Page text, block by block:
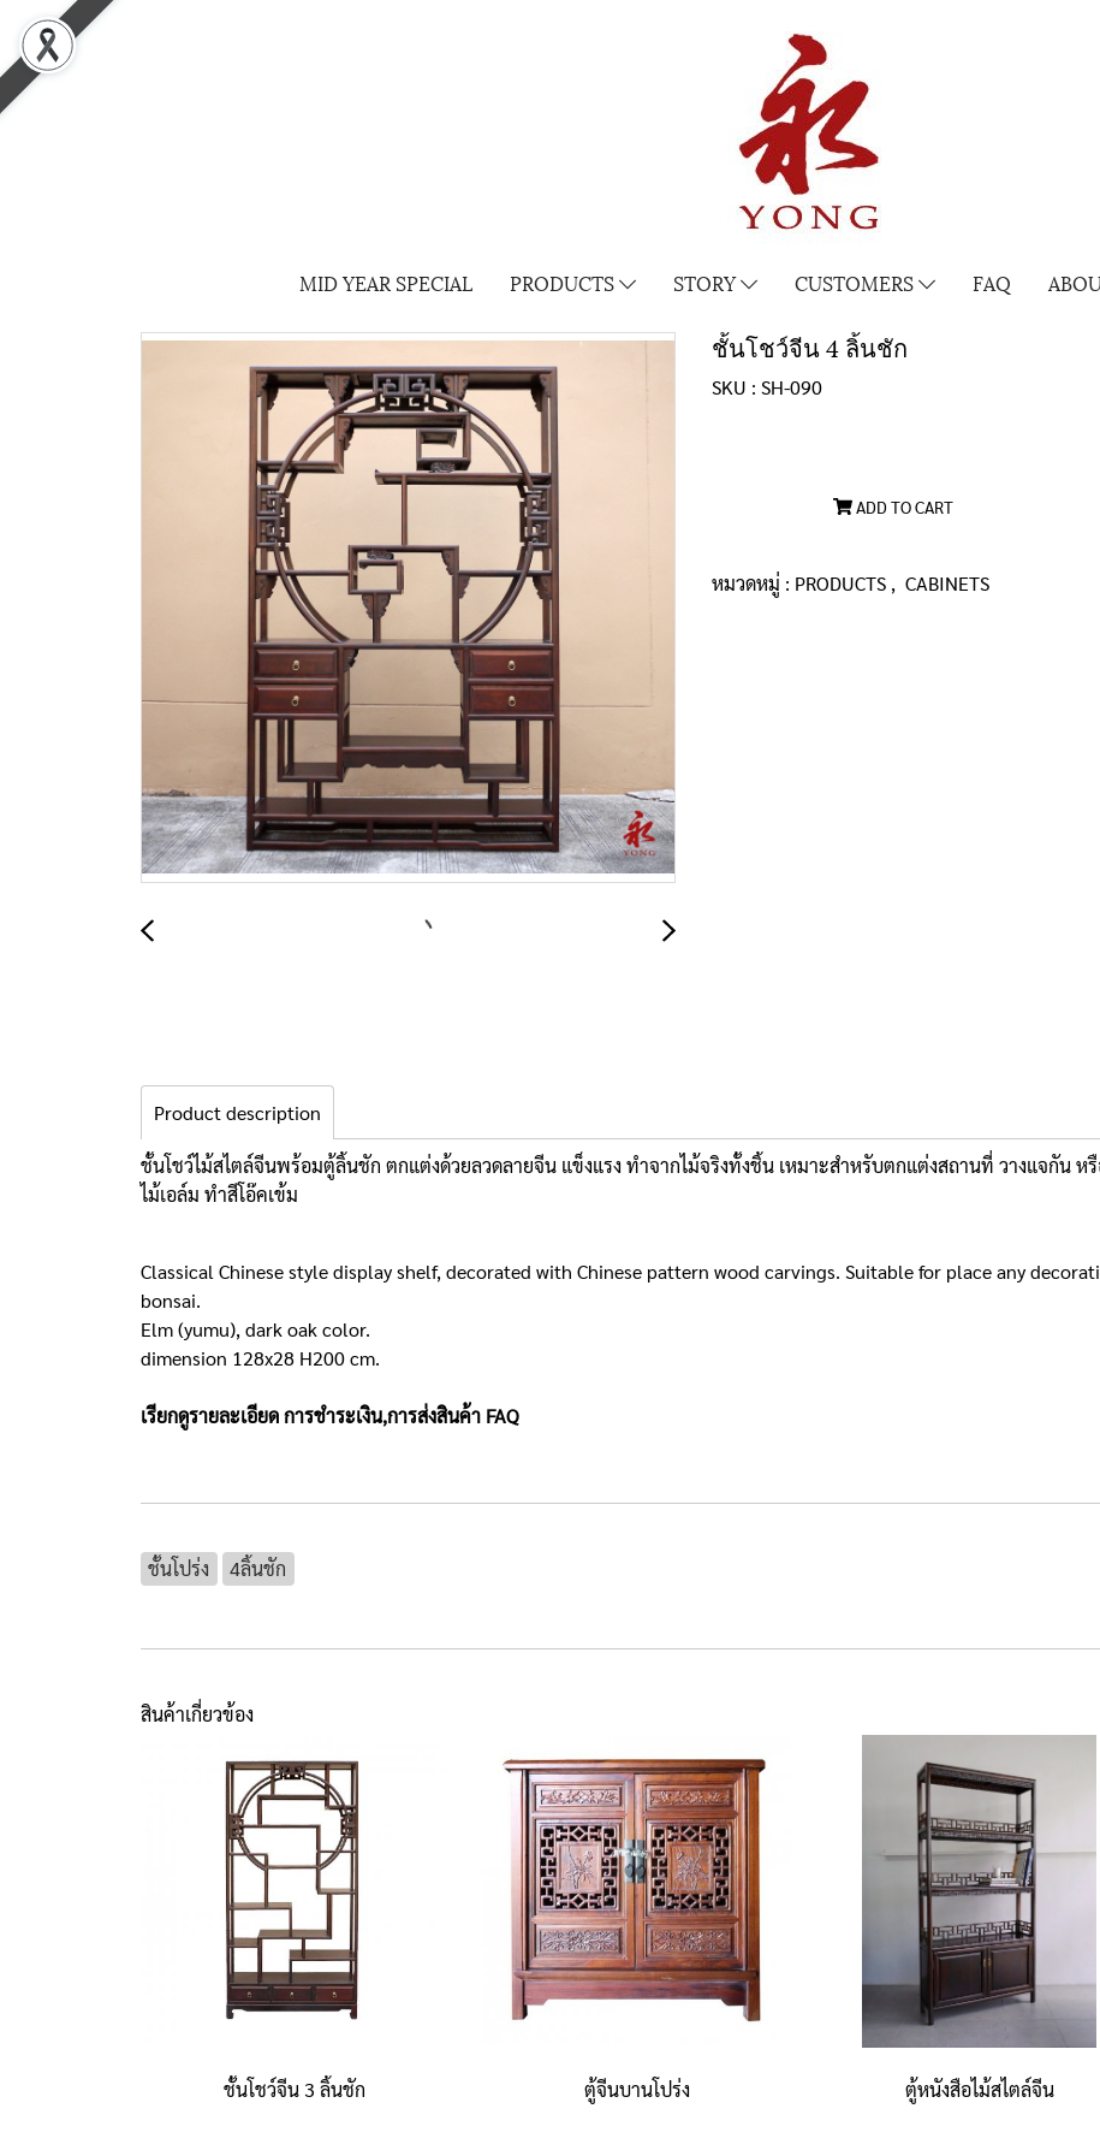
MID YEAR SPECIAL PRODUCTS STORY CUSTOMERS FAQ
ชั้นโชว์จีน 4 ลิ้นชัก
SKU : SH-090
ADD TO CART
หมวดหมู่ : PRODUCTS , CABINETS
Product description
ชั้นโชว์ไม้สไตล์จีนพร้อมตู้ลิ้นชัก ตกแต่งด้วยลวดลายจีน แข็งแรง ทำจากไม้จริงทั้งชิ้น เหมาะสำหรับตกแต่งสถานที่ วางแจกัน ห
ไม้เอล์ม ทำสีโอ๊คเข้ม
Classical Chinese style display shelf, decorated with Chinese pattern wood carvings. Suitable for place any
bonsai.
Elm (yumu), dark oak color.
dimension 128x28 H200 cm.
เรียกดูรายละเอียด การชำระเงิน,การส่งสินค้า FAQ
ชั้นโปร่ง 4ลิ้นชัก
สินค้าเกี่ยวข้อง
ชั้นโชว์จีน 3 ลิ้นชัก ตู้จีนบานโปร่ง ตู้หนังสือไม้สไตล์จีน